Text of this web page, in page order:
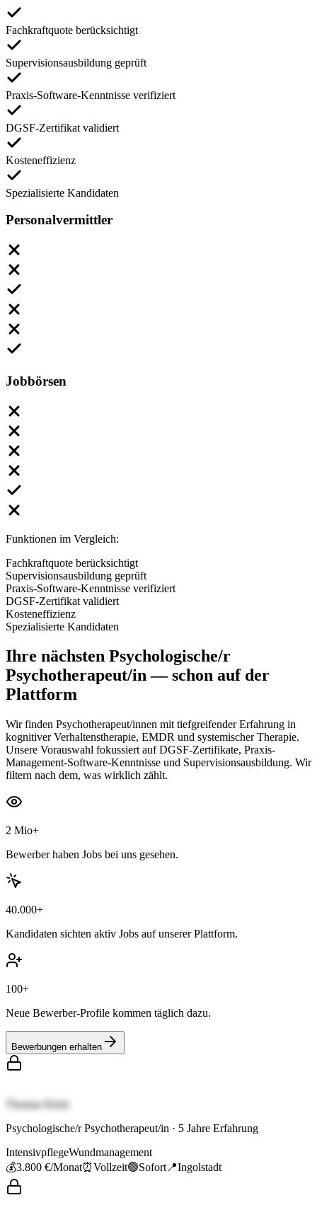
Fachkraftquote berücksichtigt
Supervisionsausbildung geprüft
Praxis-Software-Kenntnisse verifiziert
DGSF-Zertifikat validiert
Kosteneffizienz
Spezialisierte Kandidaten
Personalvermittler
Jobbörsen
Funktionen im Vergleich:
Fachkraftquote berücksichtigt
Supervisionsausbildung geprüft
Praxis-Software-Kenntnisse verifiziert
DGSF-Zertifikat validiert
Kosteneffizienz
Spezialisierte Kandidaten
Ihre nächsten Psychologische/r
Psychotherapeut/in— schon auf der
Plattform
Wir finden Psychotherapeut/innen mit tiefgreifender Erfahrung in
kognitiver Verhaltenstherapie, EMDR und systemischer Therapie.
Unsere Vorauswahl fokussiert auf DGSF-Zertifikate, Praxis-
Management-Software-Kenntnisse und Supervisionsausbildung. Wir
filtern nach dem, was wirklich zählt.
2 Mio+
Bewerber haben Jobs bei uns gesehen.
40.000+
Kandidaten sichten aktiv Jobs auf unserer Plattform.
100+
Neue Bewerber-Profile kommen täglich dazu.
Bewerbungen erhalten
Thomas Klein
Psychologische/r Psychotherapeut/in · 5 Jahre Erfahrung
IntensivpflegeWundmanagement
💰3.800 €/Monat⏰Vollzeit🟢Sofort 📍Ingolstadt